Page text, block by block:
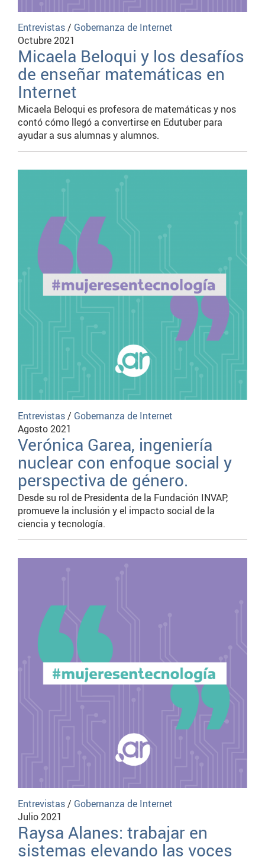
Entrevistas/ Gobernanza de Internet
Octubre 2021
Micaela Beloqui y los desafíos
de enseñar matemáticas en
Internet
Micaela Beloqui es profesora de matemáticas y nos
contó cómo llegó a convertirse en Edutuber para
ayudar a sus alumnas y alumnos.
Entrevistas/ Gobernanza de Internet
Agosto 2021
Verónica Garea, ingeniería
nuclear con enfoque social y
perspectiva de género.
Desde su rol de Presidenta de la Fundación INVAP,
promueve la inclusión y el impacto social de la
ciencia y tecnología.
Entrevistas/ Gobernanza de Internet
Julio 2021
Raysa Alanes: trabajar en
sistemas elevando las voces